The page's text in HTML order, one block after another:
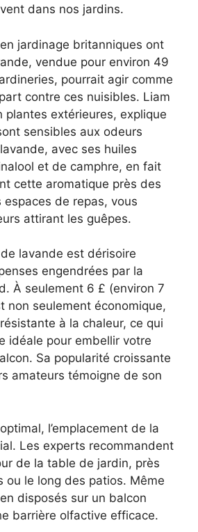
dans nos jardins.
jardinage britanniques ont
vendue pour environ 49
pourrait agir comme
contre ces nuisibles. Liam
plantes extérieures, explique
sensibles aux odeurs
avec ses huiles
et de camphre, en fait
cette aromatique près des
de repas, vous
attirant les guêpes.
lavande est dérisoire
engendrées par la
À seulement 6 £ (environ 7
non seulement économique,
à la chaleur, ce qui
idéale pour embellir votre
Sa popularité croissante
amateurs témoigne de son
l’emplacement de la
Les experts recommandent
de la table de jardin, près
ou le long des patios. Même
disposés sur un balcon
barrière olfactive efficace.